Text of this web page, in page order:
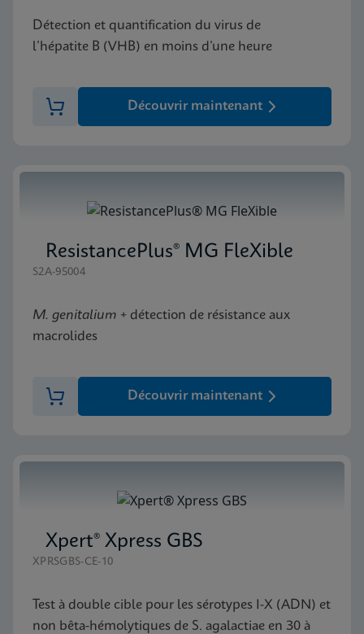
Détection et quantification du virus de
l’hépatite B (VHB) en moins d’une heure
Découvrir maintenant
ResistancePlus® MG FleXible
S2A-95004
M. genitalium + détection de résistance aux
macrolides
Découvrir maintenant
Xpert® Xpress GBS
XPRSGBS-CE-10
Test à double cible pour les sérotypes I-X (ADN) et
non bêta-hémolytiques de S. agalactiae en 30 à